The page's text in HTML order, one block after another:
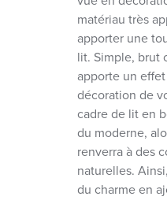
matériau très
apporter une
lit. Simple, brut
apporte un
décoration de
cadre de lit en
du moderne,
renverra à des
naturelles.
du charme en